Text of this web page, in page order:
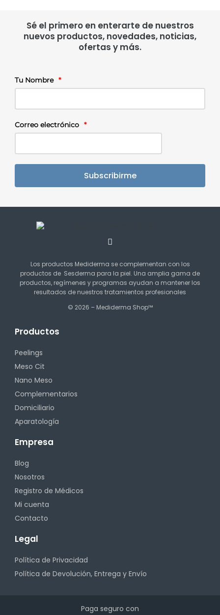
Sé el primero en enterarte de nuestros
nuevos productos, novedades, noticias,
ofertas y más.
Tu Nombre *
Correo electrónico *
Subscribirme
Los productos Mediderma se complementan con los
productos de Sesderma para la piel. Una amplia gama de
productos, regímenes y programas ayudan a mantener los
resultados de nuestros tratamientos profesionales
© 2026 – Mediderma Shop™
Productos
Peelings
Meso Cit
Nano Meso
Complementarios
Domiciliario
Aparatología
Empresa
Blog
Nosotros
Registro de Médicos
Mi cuenta
Contacto
Legal
Política de Privacidad
Política de Devolución, Entrega y Envío
Paga seguro con